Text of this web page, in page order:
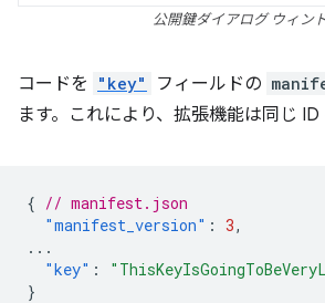
公開鍵ダイアログ ウィン
コードを "key" フィールドの
ます。これにより、拡張機能は同じ ID
{ // manifest.json
"manifest_version" : 3,
...
"key" :
}